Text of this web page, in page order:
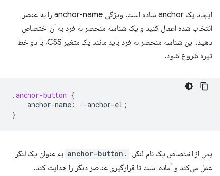
ایجاد یک anchor ساده است. ویژگی anchor-name را به عنصر
انتخاب شده اعمال کنید و یک شناسه منحصر به فرد به آن اختصاص
دهید. این شناسه منحصر به فرد باید مانند یک متغیر CSS، با دو خط
تیره شروع شود.
.anchor-button {
anchor-name : --anchor-el ;
}
پس از اختصاص یک نام لنگر، .anchor-button
به عنوان یک لنگر
عمل می‌کند و آماده است تا قرارگیری عناصر دیگر را هدایت کند.